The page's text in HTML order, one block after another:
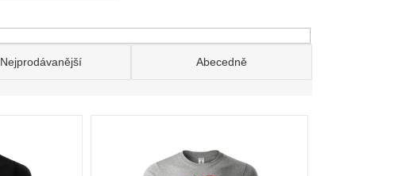
Nejprodávanější Abecedně